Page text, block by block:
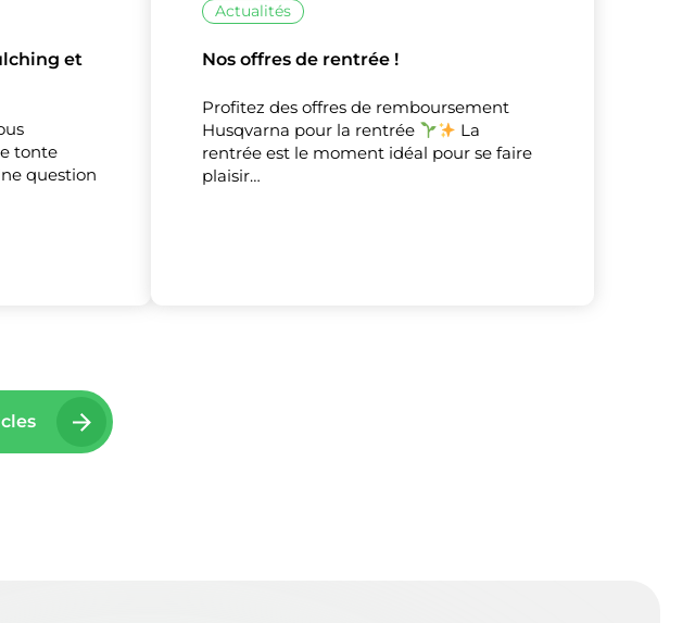
le contrôle sur ceux que
Personnaliser
XMasquer le bandeau
et
tonte
question
Actualités
Nos offres de rentrée !
Profitez des offres de remboursement
Husqvarna pour la rentrée
La
rentrée est le moment idéal pour se faire
plaisir…